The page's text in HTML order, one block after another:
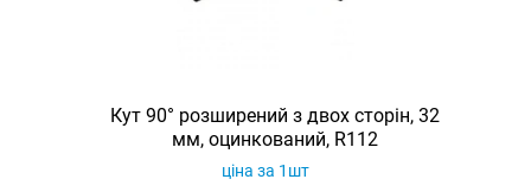
Кут 90° розширений з двох сторін, 32
мм, оцинкований, R112
ціна за 1шт